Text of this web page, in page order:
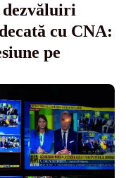
dezvăluiri
cu CNA:
pe